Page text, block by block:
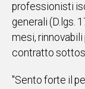
professionisti
generali (D.lgs.
mesi,
contratto
"Sento forte il